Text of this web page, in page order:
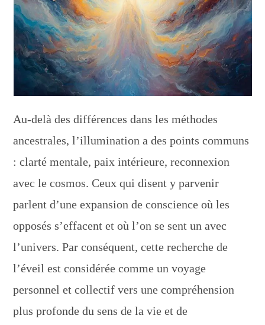
Au-delà des différences dans les méthodes
ancestrales, l’illumination a des points communs
: clarté mentale, paix intérieure, reconnexion
avec le cosmos. Ceux qui disent y parvenir
parlent d’une expansion de conscience où les
opposés s’effacent et où l’on se sent un avec
l’univers. Par conséquent, cette recherche de
l’éveil est considérée comme un voyage
personnel et collectif vers une compréhension
plus profonde du sens de la vie et de